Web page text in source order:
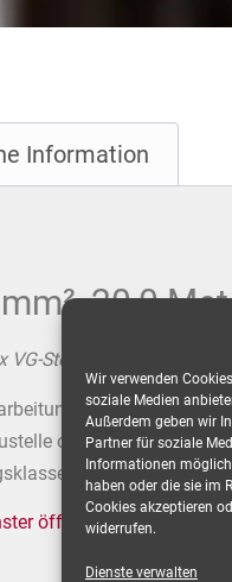
Wir verwenden
soziale Medien
Außerdem geben wir
Partner für soziale
Informationen
haben oder die sie im
Cookies akzeptieren
widerrufen.
Dienste verwalten
Information
20,0
Stecker und Kupplung
und besondere
oder bei
von IP 44
öffnen